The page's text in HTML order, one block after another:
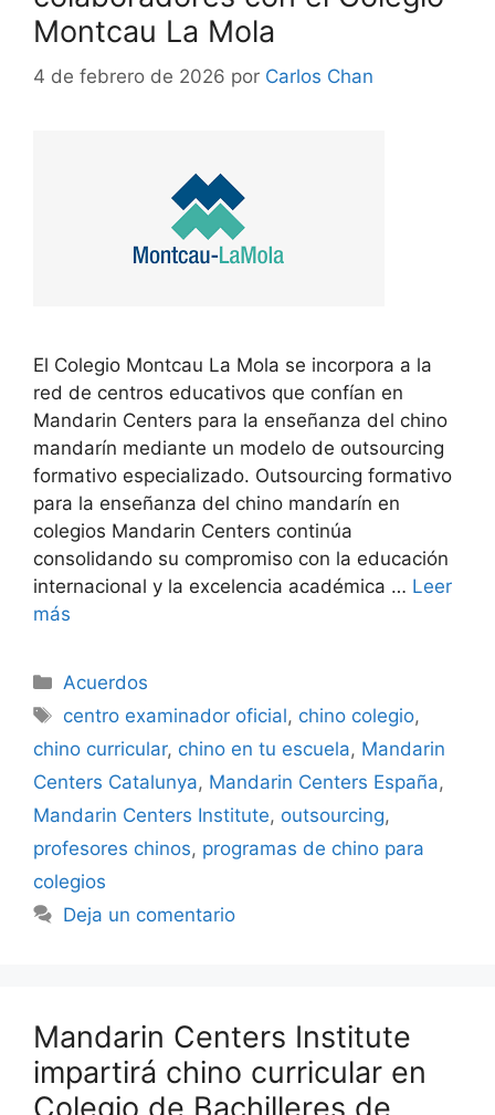
Montcau La Mola
4 de febrero de 2026 por Carlos Chan
El Colegio Montcau La Mola se incorpora a la
red de centros educativos que confían en
Mandarin Centers para la enseñanza del chino
mandarín mediante un modelo de outsourcing
formativo especializado. Outsourcing formativo
para la enseñanza del chino mandarín en
colegios Mandarin Centers continúa
consolidando su compromiso con la educación
internacional y la excelencia académica … Leer
más
Acuerdos
centro examinador oficial, chino colegio,
chino curricular, chino en tu escuela, Mandarin
Centers Catalunya, Mandarin Centers España,
Mandarin Centers Institute, outsourcing,
profesores chinos, programas de chino para
colegios
Deja un comentario
Mandarin Centers Institute
impartirá chino curricular en
Colegio de Bachilleres de